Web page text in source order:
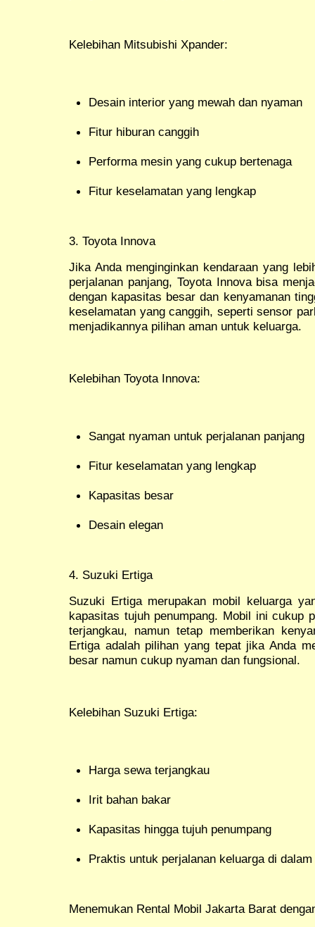
Kelebihan Mitsubishi Xpander:
Desain interior yang mewah dan nyaman
Fitur hiburan canggih
Performa mesin yang cukup bertenaga
Fitur keselamatan yang lengkap
3. Toyota Innova
Jika Anda menginginkan kendaraan yang
perjalanan panjang, Toyota Innova bisa
dengan kapasitas besar dan kenyamanan
keselamatan yang canggih, seperti sensor
menjadikannya pilihan aman untuk keluarga.
Kelebihan Toyota Innova:
Sangat nyaman untuk perjalanan panjang
Fitur keselamatan yang lengkap
Kapasitas besar
Desain elegan
4. Suzuki Ertiga
Suzuki Ertiga merupakan mobil keluarga
kapasitas tujuh penumpang. Mobil ini cukup
terjangkau, namun tetap memberikan
Ertiga adalah pilihan yang tepat jika Anda
besar namun cukup nyaman dan fungsional.
Kelebihan Suzuki Ertiga:
Harga sewa terjangkau
Irit bahan bakar
Kapasitas hingga tujuh penumpang
Praktis untuk perjalanan keluarga di
Menemukan Rental Mobil Jakarta Barat